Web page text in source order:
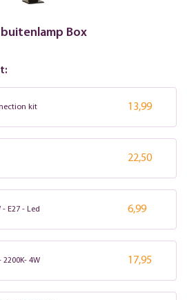
Box
kit 13,99
22,50
- E27 - Led 6,99
2200K- 4W 17,95